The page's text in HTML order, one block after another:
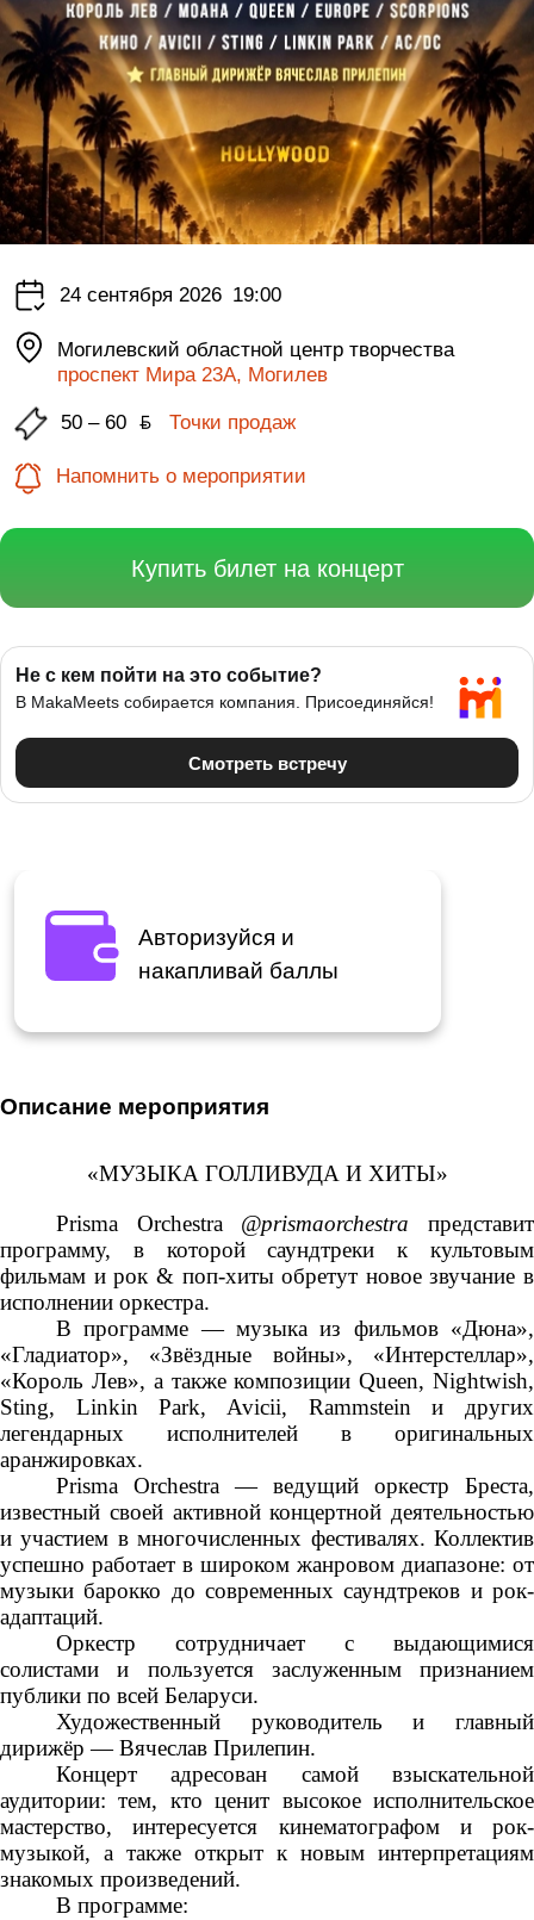
24 сентября 2026 19:00
Могилевский областной центр творчества
проспект Мира 23А, Могилев
50 – 60 ƃ Точки продаж
Напомнить о мероприятии
Купить билет на концерт
Авторизуйся и
накапливай баллы
Описание мероприятия
«МУЗЫКА ГОЛЛИВУДА И ХИТЫ»
Prisma Orchestra @prismaorchestra представит
программу, в которой саундтреки к культовым
фильмам и рок & поп-хиты обретут новое звучание в
исполнении оркестра.
В программе — музыка из фильмов «Дюна»,
«Гладиатор», «Звёздные войны», «Интерстеллар»,
«Король Лев», а также композиции Queen, Nightwish,
Sting, Linkin Park, Avicii, Rammstein и других
легендарных исполнителей в оригинальных
аранжировках.
Prisma Orchestra — ведущий оркестр Бреста,
известный своей активной концертной деятельностью
и участием в многочисленных фестивалях. Коллектив
успешно работает в широком жанровом диапазоне: от
музыки барокко до современных саундтреков и рок-
адаптаций.
Оркестр сотрудничает с выдающимися
солистами и пользуется заслуженным признанием
публики по всей Беларуси.
Художественный руководитель и главный
дирижёр — Вячеслав Прилепин.
Концерт адресован самой взыскательной
аудитории: тем, кто ценит высокое исполнительское
мастерство, интересуется кинематографом и рок-
музыкой, а также открыт к новым интерпретациям
знакомых произведений.
В программе: